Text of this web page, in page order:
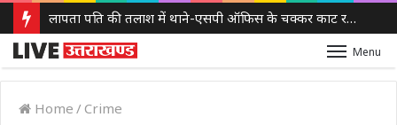
लापता पति की तलाश में थाने-एसपी ऑफिस के चक्कर काट रही नवविवाहिता, ससुराल वालों पर गंभीर आरोप
Menu
Home / Crime